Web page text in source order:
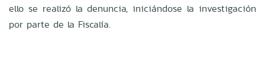
ello se realizó la denuncia, iniciándose la investigación
por parte de la Fiscalía.